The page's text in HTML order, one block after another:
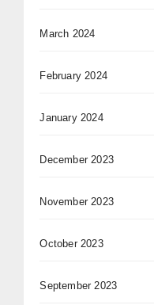
March 2024
February 2024
January 2024
December 2023
November 2023
October 2023
September 2023